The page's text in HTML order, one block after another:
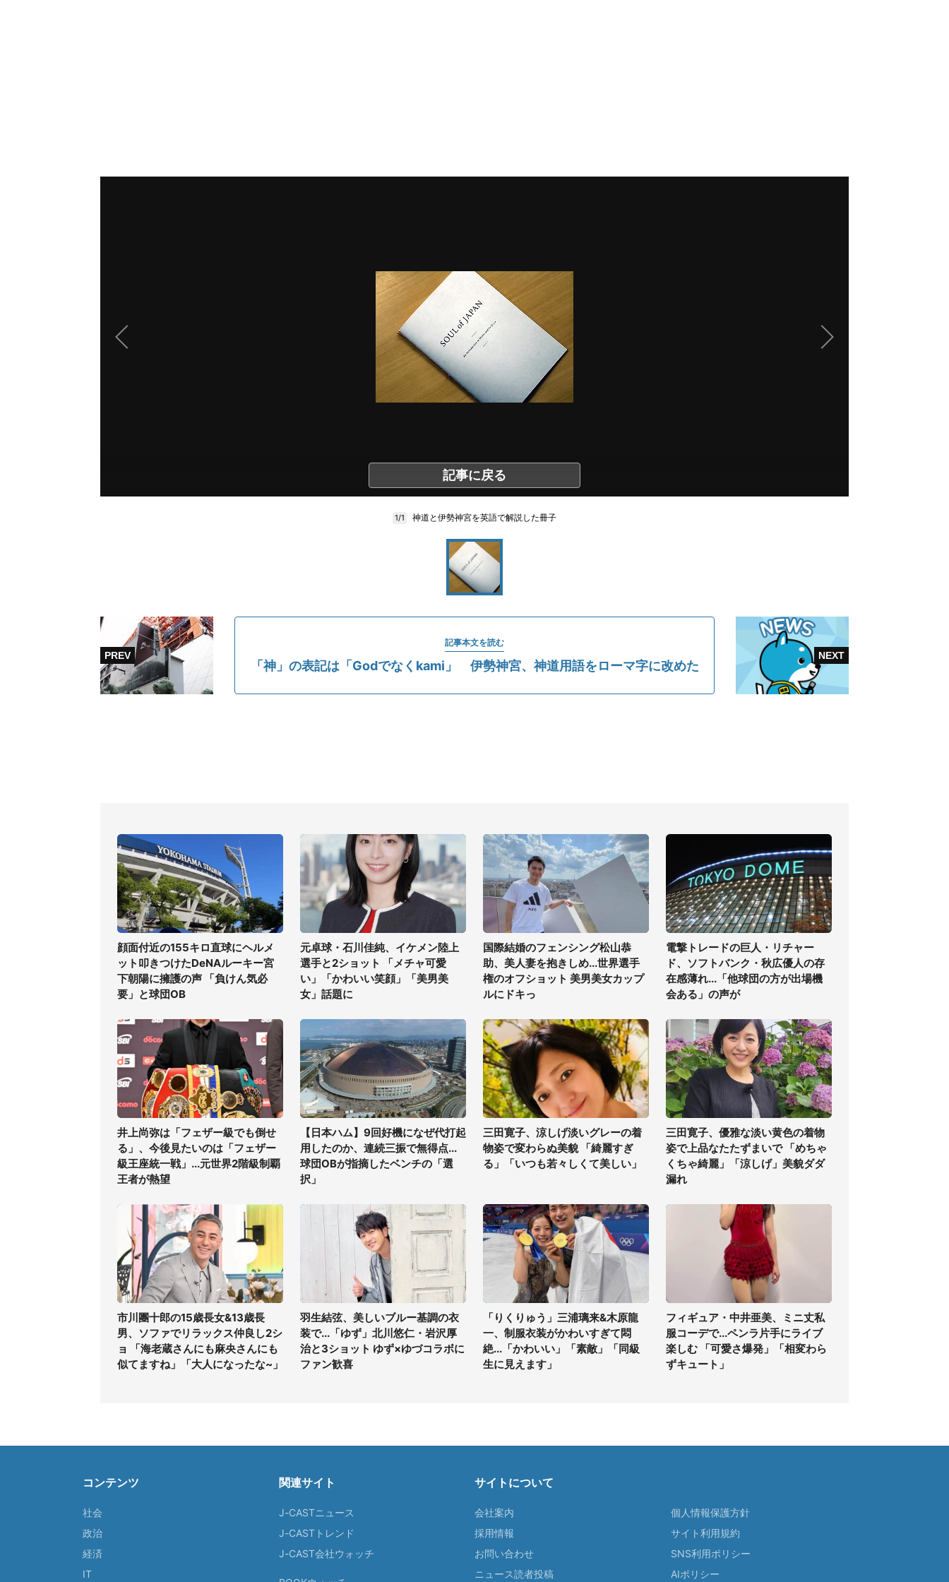
記事に戻る
1/1 神道と伊勢神宮を英語で解説した冊子
記事本文を読む
「神」の表記は「Godでなくkami」 伊勢神宮、神道用語をローマ字に改めた
顔面付近の155キロ直球にヘルメ
ット叩きつけたDeNAルーキー宮
下朝陽に擁護の声 「負けん気必
要」と球団OB
元卓球・石川佳純、イケメン陸上
選手と2ショット 「メチャ可愛
い」「かわいい笑顔」「美男美
女」話題に
国際結婚のフェンシング松山恭
助、美人妻を抱きしめ...世界選手
権のオフショット 美男美女カップ
ルにドキっ
電撃トレードの巨人・リチャー
ド、ソフトバンク・秋広優人の存
在感薄れ...「他球団の方が出場機
会ある」の声が
井上尚弥は「フェザー級でも倒せ
る」、今後見たいのは「フェザー
級王座統一戦」...元世界2階級制覇
王者が熱望
【日本ハム】9回好機になぜ代打起
用したのか、連続三振で無得点...
球団OBが指摘したベンチの「選
択」
三田寛子、涼しげ淡いグレーの着
物姿で変わらぬ美貌 「綺麗すぎ
る」「いつも若々しくて美しい」
三田寛子、優雅な淡い黄色の着物
姿で上品なたたずまいで 「めちゃ
くちゃ綺麗」「涼しげ」美貌ダダ
漏れ
市川團十郎の15歳長女&13歳長
男、ソファでリラックス仲良し2シ
ョ 「海老蔵さんにも麻央さんにも
似てますね」「大人になったな~」
羽生結弦、美しいブルー基調の衣
装で...「ゆず」北川悠仁・岩沢厚
治と3ショット ゆず×ゆづコラボに
ファン歓喜
「りくりゅう」三浦璃来&木原龍
一、制服衣装がかわいすぎて悶
絶...「かわいい」「素敵」「同級
生に見えます」
フィギュア・中井亜美、ミニ丈私
服コーデで...ペンラ片手にライブ
楽しむ 「可愛さ爆発」「相変わら
ずキュート」
コンテンツ
社会
政治
経済
IT
関連サイト
J-CASTニュース
J-CASTトレンド
J-CAST会社ウォッチ
サイトについて
会社案内
採用情報
お問い合わせ
ニュース読者投稿
個人情報保護方針
サイト利用規約
SNS利用ポリシー
AIポリシー